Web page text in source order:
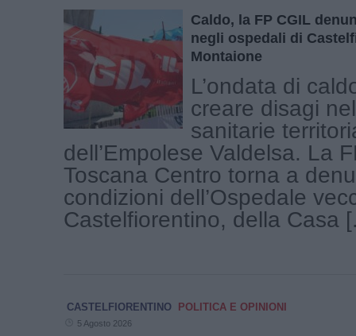
Caldo, la FP CGIL
negli ospedali di
Montaione
L’ondata di
creare disagi
sanitarie
dell’Empolese Valdelsa. La
Toscana Centro torna a
condizioni dell’Ospedale
Castelfiorentino, della Casa
CASTELFIORENTINO POLITICA E OPINIONI
5 Agosto 2026